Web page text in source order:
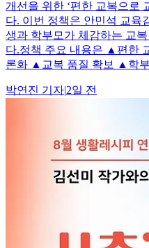
개선을 위한 ‘편한 교복으로
다. 이번 정책은 안민석 교육
생과 학부모가 체감하는 교
다.정책 주요 내용은 ▲편한
론화 ▲교복 품질 확보 ▲학
박연진 기자|2일 전